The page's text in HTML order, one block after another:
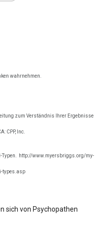
wahrnehmen.
zum Verständnis Ihrer Ergebnisse
CPP, Inc.
Typen. http://www.myersbriggs.org/my-
types.asp
sich von Psychopathen